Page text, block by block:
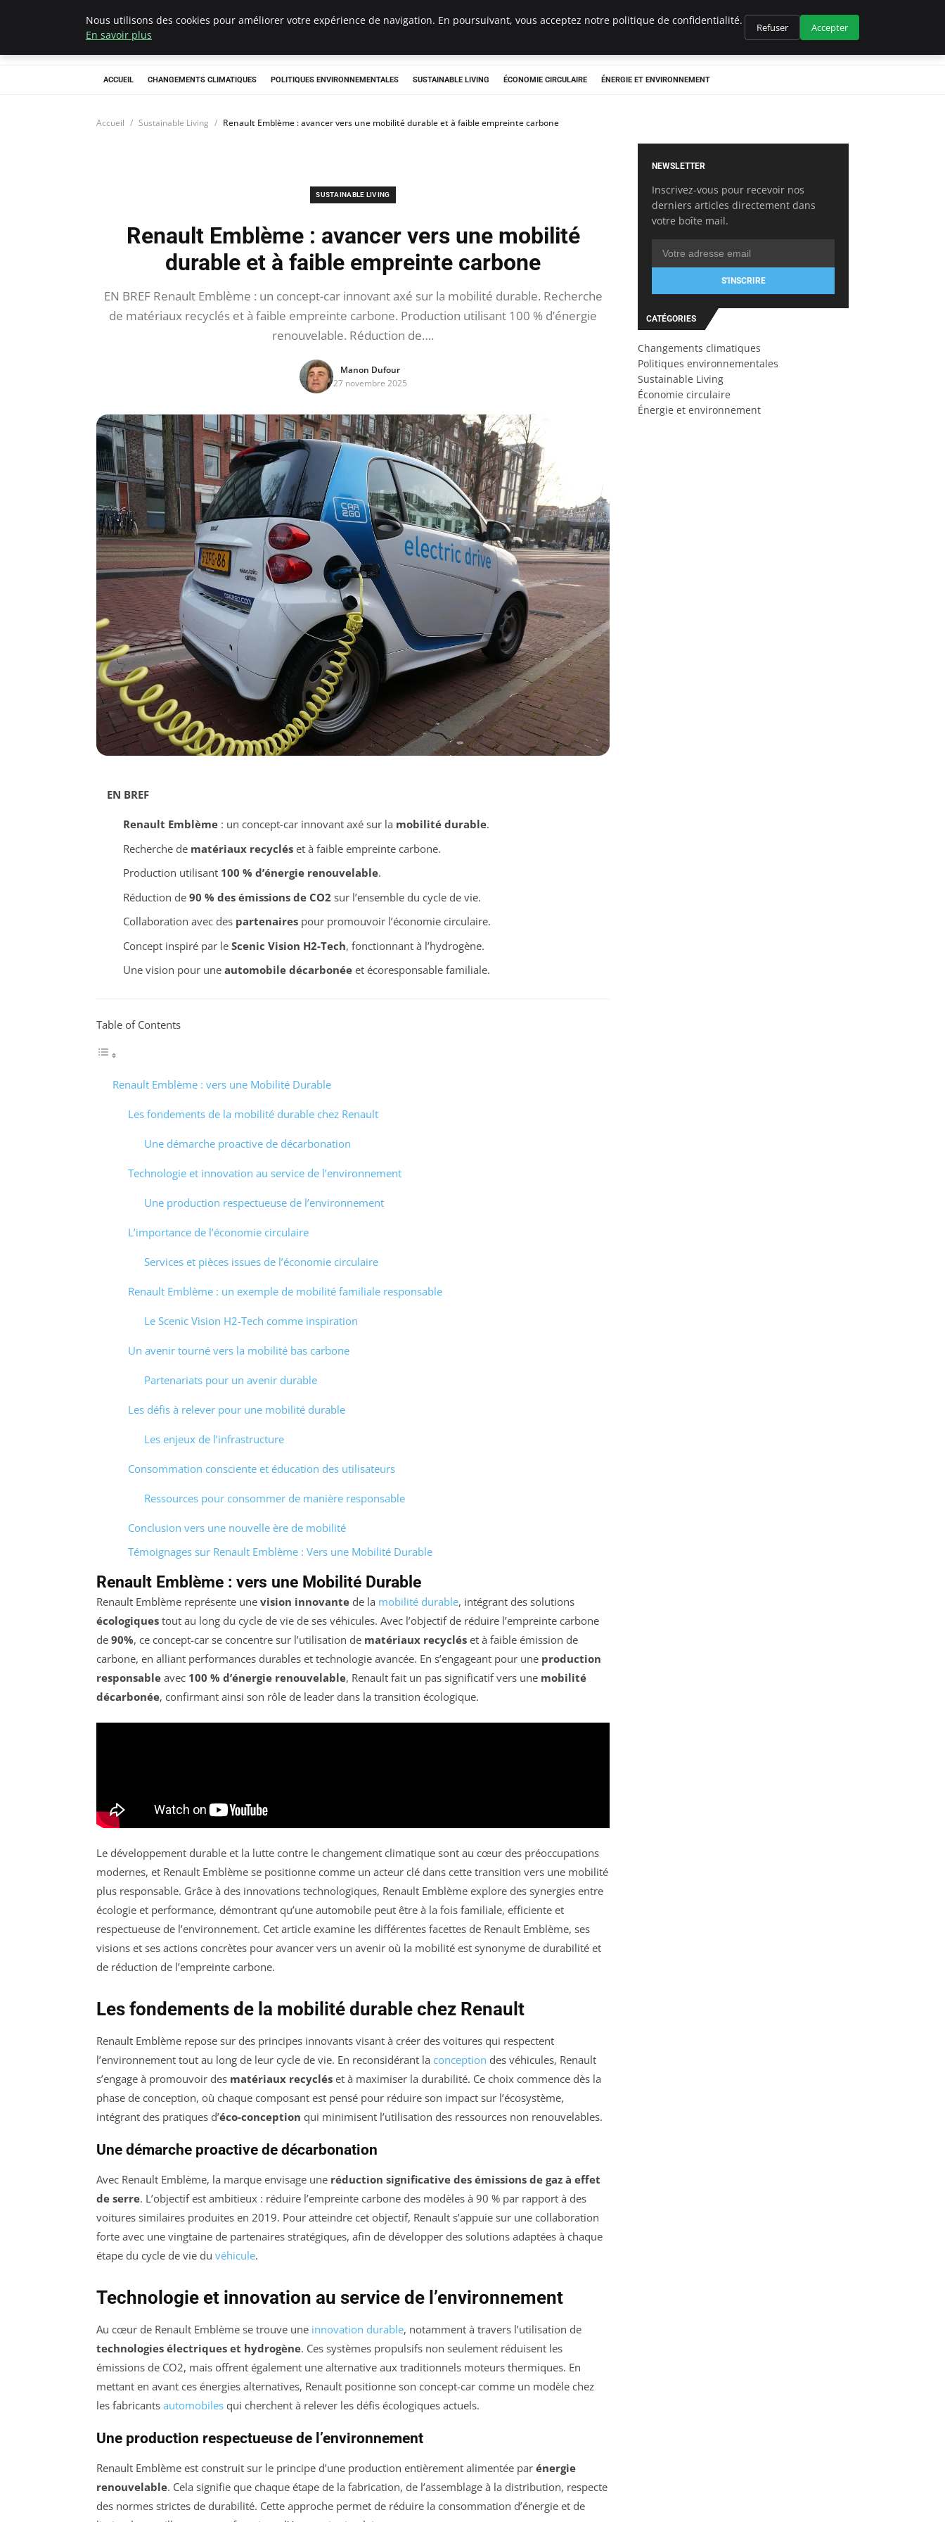
Climategatecountryclub.com
ACCUEIL CHANGEMENTS CLIMATIQUES POLITIQUES ENVIRONNEMENTALES SUSTAINABLE LIVING ÉCONOMIE CIRCULAIRE ÉNERGIE ET ENVIRONNEMENT
Accueil Sustainable Living Renault Emblème : avancer vers une mobilité durable et à faible empreinte carbone
SUSTAINABLE LIVING
Renault Emblème : avancer vers une mobilité
durable et à faible empreinte carbone
EN BREF Renault Emblème : un concept-car innovant axé sur la mobilité durable. Recherche
de matériaux recyclés et à faible empreinte carbone. Production utilisant 100 % d’énergie
renouvelable. Réduction de….
Manon Dufour
27 novembre 2025
EN BREF
Renault Emblème: un concept-car innovant axé sur la mobilité durable.
Recherche de matériaux recycléset à faible empreinte carbone.
Production utilisant 100 % d’énergie renouvelable.
Réduction de 90 % des émissions de CO2 sur l’ensemble du cycle de vie.
Collaboration avec des partenairespour promouvoir l’économie circulaire.
Concept inspiré par le Scenic Vision H2-Tech, fonctionnant à l’hydrogène.
Une vision pour une automobile décarbonéeet écoresponsable familiale.
Table of Contents
Renault Emblème : vers une Mobilité Durable
Les fondements de la mobilité durable chez Renault
Une démarche proactive de décarbonation
Technologie et innovation au service de l’environnement
Une production respectueuse de l’environnement
L’importance de l’économie circulaire
Services et pièces issues de l’économie circulaire
Renault Emblème : un exemple de mobilité familiale responsable
Le Scenic Vision H2-Tech comme inspiration
Un avenir tourné vers la mobilité bas carbone
Partenariats pour un avenir durable
Les défis à relever pour une mobilité durable
Les enjeux de l’infrastructure
Consommation consciente et éducation des utilisateurs
Ressources pour consommer de manière responsable
Conclusion vers une nouvelle ère de mobilité
Témoignages sur Renault Emblème : Vers une Mobilité Durable
Renault Emblème : vers une Mobilité Durable
Renault Emblème représente une vision innovante de la mobilité durable, intégrant des solutions
écologiques tout au long du cycle de vie de ses véhicules. Avec l’objectif de réduire l’empreinte carbone
de 90%, ce concept-car se concentre sur l’utilisation de matériaux recyclés et à faible émission de
carbone, en alliant performances durables et technologie avancée. En s’engageant pour une production
responsable avec 100 % d’énergie renouvelable, Renault fait un pas significatif vers une mobilité
décarbonée, confirmant ainsi son rôle de leader dans la transition écologique.
Le développement durable et la lutte contre le changement climatique sont au cœur des préoccupations
modernes, et Renault Emblème se positionne comme un acteur clé dans cette transition vers une mobilité
plus responsable. Grâce à des innovations technologiques, Renault Emblème explore des synergies entre
écologie et performance, démontrant qu’une automobile peut être à la fois familiale, efficiente et
respectueuse de l’environnement. Cet article examine les différentes facettes de Renault Emblème, ses
visions et ses actions concrètes pour avancer vers un avenir où la mobilité est synonyme de durabilité et
de réduction de l’empreinte carbone.
Les fondements de la mobilité durable chez Renault
Renault Emblème repose sur des principes innovants visant à créer des voitures qui respectent
l’environnement tout au long de leur cycle de vie. En reconsidérant la conception des véhicules, Renault
s’engage à promouvoir des matériaux recyclés et à maximiser la durabilité. Ce choix commence dès la
phase de conception, où chaque composant est pensé pour réduire son impact sur l’écosystème,
intégrant des pratiques d’éco-conception qui minimisent l’utilisation des ressources non renouvelables.
Une démarche proactive de décarbonation
Avec Renault Emblème, la marque envisage une réduction significative des émissions de gaz à effet
de serre. L’objectif est ambitieux : réduire l’empreinte carbone des modèles à 90 % par rapport à des
voitures similaires produites en 2019. Pour atteindre cet objectif, Renault s’appuie sur une collaboration
forte avec une vingtaine de partenaires stratégiques, afin de développer des solutions adaptées à chaque
étape du cycle de vie du véhicule.
Technologie et innovation au service de l’environnement
Au cœur de Renault Emblème se trouve une innovation durable, notamment à travers l’utilisation de
technologies électriques et hydrogène. Ces systèmes propulsifs non seulement réduisent les
émissions de CO2, mais offrent également une alternative aux traditionnels moteurs thermiques. En
mettant en avant ces énergies alternatives, Renault positionne son concept-car comme un modèle chez
les fabricants automobiles qui cherchent à relever les défis écologiques actuels.
Une production respectueuse de l’environnement
Renault Emblème est construit sur le principe d’une production entièrement alimentée par énergie
renouvelable. Cela signifie que chaque étape de la fabrication, de l’assemblage à la distribution, respecte
des normes strictes de durabilité. Cette approche permet de réduire la consommation d’énergie et de
NEWSLETTER
Inscrivez-vous pour recevoir nos
derniers articles directement dans
votre boîte mail.
S'INSCRIRE
CATÉGORIES
Changements climatiques
Politiques environnementales
Sustainable Living
Économie circulaire
Énergie et environnement
Nous utilisons des cookies pour améliorer votre expérience de navigation. En poursuivant, vous acceptez notre politique de confidentialité.
En savoir plus
Refuser Accepter